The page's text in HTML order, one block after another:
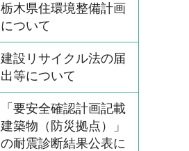
栃木県住環境整備計画
について
建設リサイクル法の届
出等について
「要安全確認計画記載
建築物（防災拠点）」
の耐震診断結果公表に